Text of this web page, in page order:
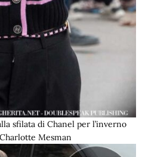
sfilata di Chanel per l’inverno
Mesman